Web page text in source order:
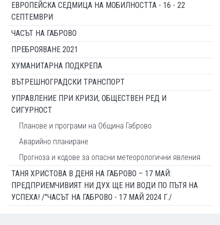
ЕВРОПЕЙСКА СЕДМИЦА НА МОБИЛНОСТТА - 16 - 22
СЕПТЕМВРИ
ЧАСЪТ НА ГАБРОВО
ПРЕБРОЯВАНЕ 2021
ХУМАНИТАРНА ПОДКРЕПА
ВЪТРЕШНОГРАДСКИ ТРАНСПОРТ
УПРАВЛЕНИЕ ПРИ КРИЗИ, ОБЩЕСТВЕН РЕД И
СИГУРНОСТ
Планове и програми на Община Габрово
Аварийно планиране
Прогноза и кодове за опасни метеорологични явления
ТАНЯ ХРИСТОВА В ДЕНЯ НА ГАБРОВО – 17 МАЙ:
ПРЕДПРИЕМЧИВИЯТ НИ ДУХ ЩЕ НИ ВОДИ ПО ПЪТЯ НА
УСПЕХА! /"ЧАСЪТ НА ГАБРОВО - 17 МАЙ 2024 Г./